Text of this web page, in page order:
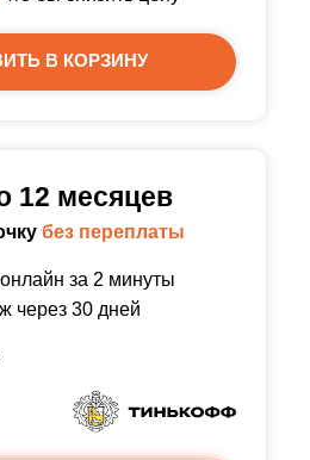
В КОРЗИНУ
12 месяцев
без переплаты
за 2 минуты
через 30 дней